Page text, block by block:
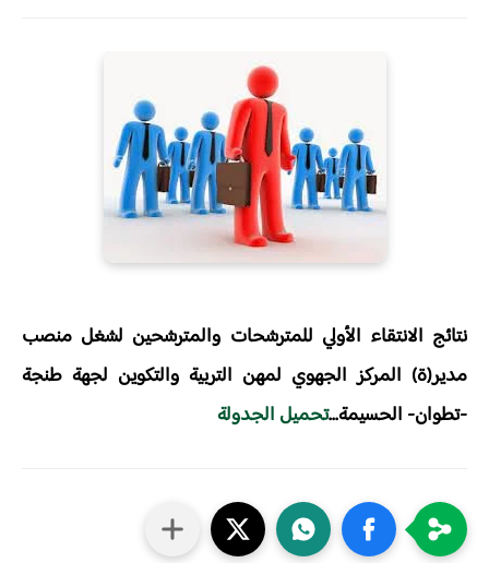
​نتائج الانتقاء الأولي للمترشحات والمترشحين لشغل منصب
مدير(ة) المركز الجهوي لمهن التربية والتكوين لجهة طنجة
-تطوان- الحسيمة...تحميل الجدولة